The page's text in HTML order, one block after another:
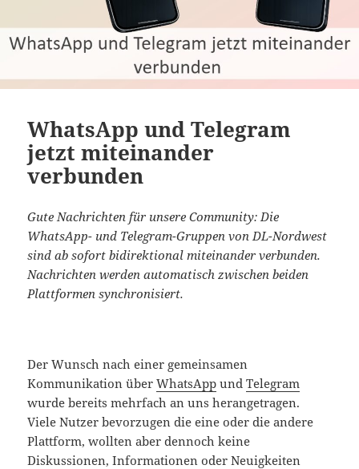
WhatsApp und Telegram
jetzt miteinander
verbunden
Gute Nachrichten für unsere Community: Die
WhatsApp- und Telegram-Gruppen von DL-Nordwest
sind ab sofort bidirektional miteinander verbunden.
Nachrichten werden automatisch zwischen beiden
Plattformen synchronisiert.
Der Wunsch nach einer gemeinsamen
Kommunikation überWhatsApp undTelegram
wurde bereits mehrfach an uns herangetragen.
Viele Nutzer bevorzugen die eine oder die andere
Plattform, wollten aber dennoch keine
Diskussionen, Informationen oder Neuigkeiten